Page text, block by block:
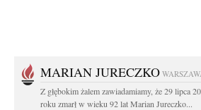
MARIAN JURECZKO
Z głębokim żalem zawiadamiamy, że 29 lipca
roku zmarł w wieku 92 lat Marian Jureczko...